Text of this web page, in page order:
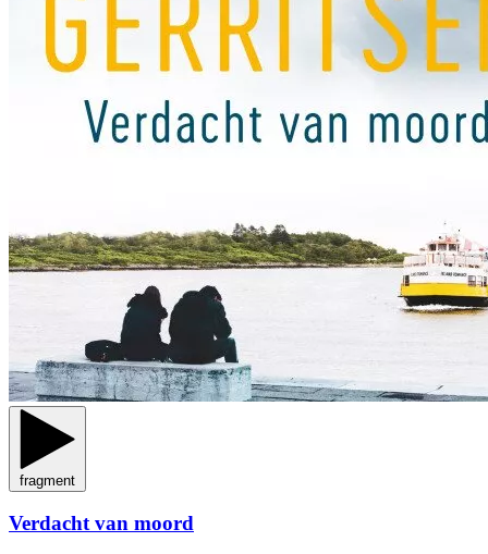
fragment
Verdacht van moord